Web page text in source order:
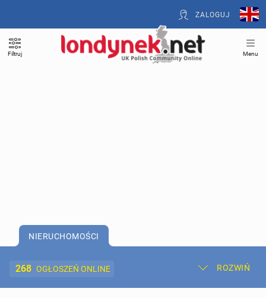
ZALOGUJ
Filtruj Menu
NIERUCHOMOŚCI
268 OGŁOSZEŃ ONLINE ROZWIŃ